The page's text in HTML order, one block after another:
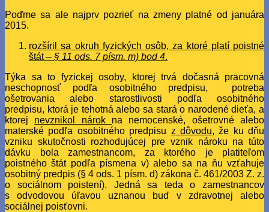
Poďme sa ale najprv pozrieť na zmeny platné od januára
2015.
rozšíril sa okruh fyzických osôb, za ktoré platí poistné
štát – § 11 ods. 7 písm. m) bod 4.
Týka sa to fyzickej osoby, ktorej trvá dočasná pracovná
neschopnosť podľa osobitného predpisu, potreba
ošetrovania alebo starostlivosti podľa osobitného
predpisu, ktorá je tehotná alebo sa stará o narodené dieťa, a
ktorej nevznikol nárok na nemocenské, ošetrovné alebo
materské podľa osobitného predpisu z dôvodu, že ku dňu
vzniku skutočnosti rozhodujúcej pre vznik nároku na túto
dávku bola zamestnancom, za ktorého je platiteľom
poistného štát podľa písmena v) alebo sa na ňu vzťahuje
osobitný predpis (§ 4 ods. 1 písm. d) zákona č. 461/2003 Z. z.
o sociálnom poistení). Jedná sa teda o zamestnancov
s odvodovou úľavou uznanou buď v zdravotnej alebo
sociálnej poisťovni.